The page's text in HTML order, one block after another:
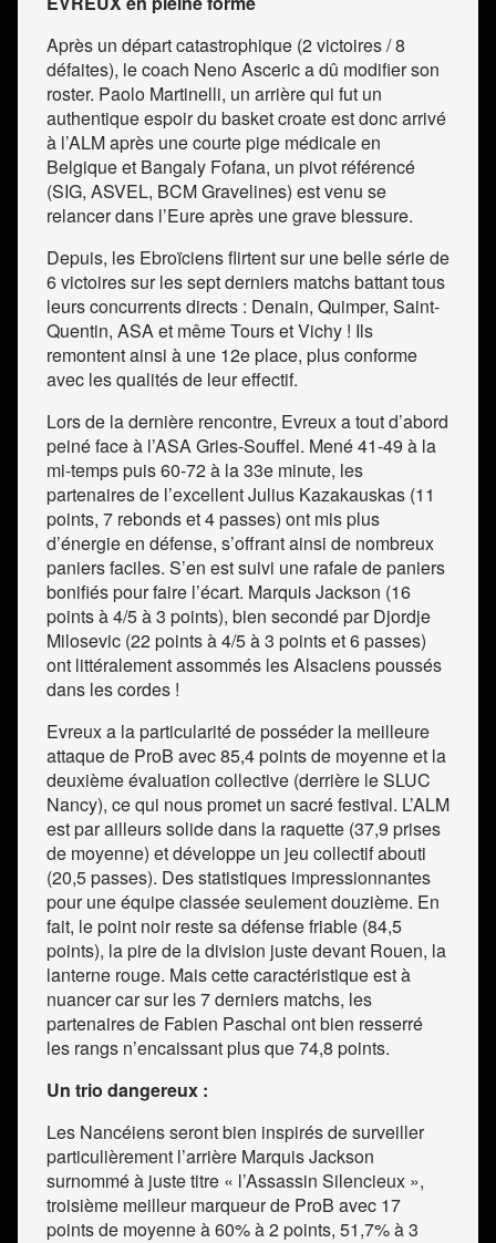
Après un départ catastrophique (2 victoires / 8
défaites), le coach Neno Asceric a dû modifier son
roster. Paolo Martinelli, un arrière qui fut un
authentique espoir du basket croate est donc arrivé
à l’ALM après une courte pige médicale en
Belgique et Bangaly Fofana, un pivot référencé
(SIG, ASVEL, BCM Gravelines) est venu se
relancer dans l’Eure après une grave blessure.
Depuis, les Ebroïciens flirtent sur une belle série de
6 victoires sur les sept derniers matchs battant tous
leurs concurrents directs : Denain, Quimper, Saint-
Quentin, ASA et même Tours et Vichy ! Ils
remontent ainsi à une 12eplace, plus conforme
avec les qualités de leur effectif.
Lors de la dernière rencontre, Evreux a tout d’abord
peiné face à l’ASA Gries-Souffel. Mené 41-49 à la
mi-temps puis 60-72 à la 33e minute, les
partenaires de l’excellent Julius Kazakauskas (11
points, 7 rebonds et 4 passes) ont mis plus
d’énergie en défense, s’offrant ainsi de nombreux
paniers faciles. S’en est suivi une rafale de paniers
bonifiés pour faire l’écart. Marquis Jackson (16
points à 4/5 à 3 points), bien secondé par Djordje
Milosevic (22 points à 4/5 à 3 points et 6 passes)
ont littéralement assommés les Alsaciens poussés
dans les cordes !
Evreux a la particularité de posséder la meilleure
attaque de ProB avec 85,4 points de moyenne et la
deuxième évaluation collective (derrière le SLUC
Nancy), ce qui nous promet un sacré festival. L’ALM
est par ailleurs solide dans la raquette (37,9 prises
de moyenne) et développe un jeu collectif abouti
(20,5 passes). Des statistiques impressionnantes
pour une équipe classée seulement douzième. En
fait, le point noir reste sa défense friable (84,5
points), la pire de la division juste devant Rouen, la
lanterne rouge. Mais cette caractéristique est à
nuancer car sur les 7 derniers matchs, les
partenaires de Fabien Paschal ont bien resserré
les rangs n’encaissant plus que 74,8 points.
Un trio dangereux :
Les Nancéiens seront bien inspirés de surveiller
particulièrement l’arrière Marquis Jackson
surnommé à juste titre « l’Assassin Silencieux »,
troisième meilleur marqueur de ProB avec 17
points de moyenne à 60% à 2 points, 51,7% à 3